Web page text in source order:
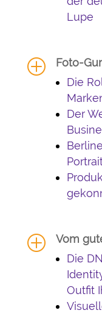
Lupe
P
Foto-
Die
Der
P
Vom
Die
Outfit